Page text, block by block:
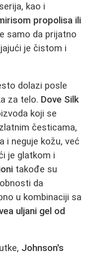
serija, kao i
propolisa ili
samo da prijatno
je čistom i
dolazi posle
za telo. Dove Silk
koji se
česticama,
i neguje kožu, već
je glatkom i
takođe su
da
u kombinaciji sa
uljani gel od
Johnson's